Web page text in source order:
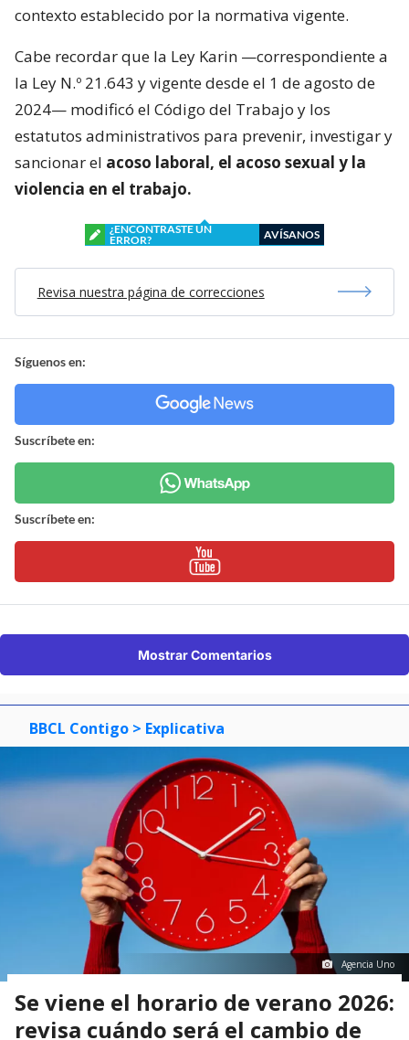
contexto establecido por la normativa vigente.
Cabe recordar que la Ley Karin —correspondiente a
la Ley N.º 21.643 y vigente desde el 1 de agosto de
2024— modificó el Código del Trabajo y los
estatutos administrativos para prevenir, investigar y
sancionar el acoso laboral, el acoso sexual y la
violencia en el trabajo.
¿ENCONTRASTE UN
ERROR?
AVÍSANOS
Revisa nuestra página de correcciones
Síguenos en:
Suscríbete en:
Suscríbete en:
Mostrar Comentarios
BBCL Contigo > Explicativa
Agencia Uno
Se viene el horario de verano 2026:
revisa cuándo será el cambio de